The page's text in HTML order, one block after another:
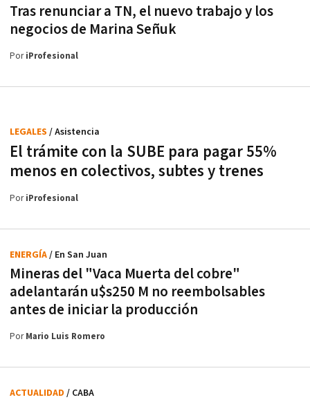
Tras renunciar a TN, el nuevo trabajo y los
negocios de Marina Señuk
PoriProfesional
El trámite con la SUBE para pagar 55%
menos en colectivos, subtes y trenes
LEGALES / Asistencia
PoriProfesional
Mineras del "Vaca Muerta del cobre"
adelantarán u$s250 M no reembolsables
antes de iniciar la producción
ENERGÍA/ En San Juan
PorMario Luis Romero
ACTUALIDAD / CABA